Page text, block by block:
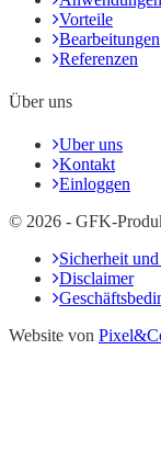
Vorteile
Bearbeitungen
Referenzen
Über uns
Uber uns
Kontakt
Einloggen
© 2026 - GFK-
Sicherheit
Disclaimer
Website von